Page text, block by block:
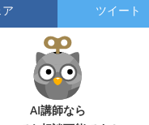
ツイート
AI講師なら